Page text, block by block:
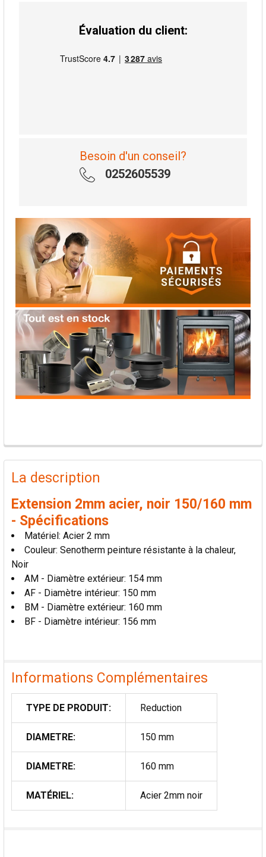
Évaluation du client:
Besoin d'un conseil?
0252605539
PRODUITS
FRÉQUEMMENT
ACHETÉS
TOUT
SÉLECTIONNER
AJOUTER
LA
SÉLECTION
AU PANIER
La description
Extension 2mm acier, noir 150/160 mm
- Spécifications
Matériel: Acier 2 mm
Couleur: Senotherm peinture résistante à la chaleur,
Noir
AM - Diamètre extérieur: 154 mm
AF - Diamètre intérieur: 150 mm
BM - Diamètre extérieur: 160 mm
BF - Diamètre intérieur: 156 mm
Informations Complémentaires
TYPE DE PRODUIT: Reduction
DIAMETRE: 150 mm
DIAMETRE: 160 mm
MATÉRIEL: Acier 2mm noir